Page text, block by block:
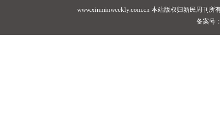
www.xinminweekly.com.cn 本站版权归新民周刊所
备案号